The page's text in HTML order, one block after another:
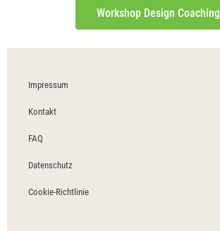
Workshop Design Coaching
Impressum
Kontakt
FAQ
Datenschutz
Cookie-Richtlinie